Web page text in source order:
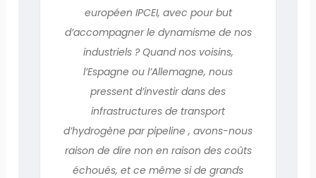
européen IPCEI, avec pour but
d’accompagner le dynamisme de nos
industriels ? Quand nos voisins,
l’Espagne ou l’Allemagne, nous
pressent d’investir dans des
infrastructures de transport
d’hydrogène par pipeline , avons-nous
raison de dire non en raison des coûts
échoués, et ce même si de grands